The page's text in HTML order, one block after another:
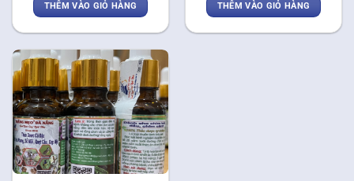
THÊM VÀO GIỎ HÀNG THÊM VÀO GIỎ HÀNG